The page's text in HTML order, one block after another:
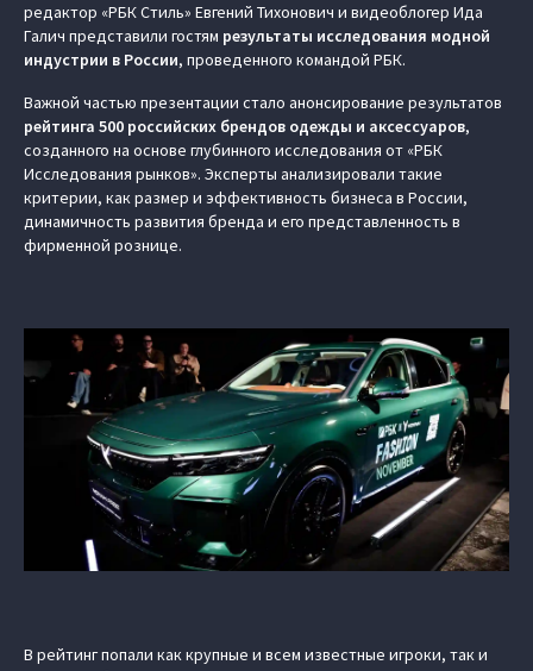
редактор «РБК Стиль» Евгений Тихонович и видеоблогер Ида
Галич представили гостям результаты исследования модной
индустрии в России, проведенного командой РБК.
Важной частью презентации стало анонсирование результатов
рейтинга 500 российских брендов одежды и аксессуаров,
созданного на основе глубинного исследования от «РБК
Исследования рынков». Эксперты анализировали такие
критерии, как размер и эффективность бизнеса в России,
динамичность развития бренда и его представленность в
фирменной рознице.
В рейтинг попали как крупные и всем известные игроки, так и